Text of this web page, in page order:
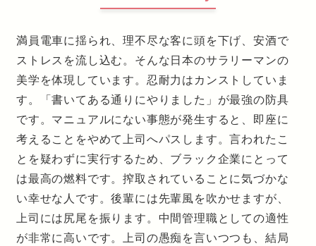
満員電車に揺られ、理不尽な客に頭を下げ、安酒で
ストレスを流し込む。そんな日本のサラリーマンの
美学を体現しています。忍耐力はカンストしていま
す。「書いてある通りにやりました」が最強の防具
です。マニュアルにない事態が発生すると、即座に
考えることをやめて上司へパスします。言われたこ
とを疑わずに実行するため、ブラック企業にとって
は最高の燃料です。搾取されていることに気づかな
い幸せな人です。後輩には先輩風を吹かせますが、
上司には尻尾を振ります。中間管理職としての適性
が非常に高いです。上司の愚痴を言いつつも、結局